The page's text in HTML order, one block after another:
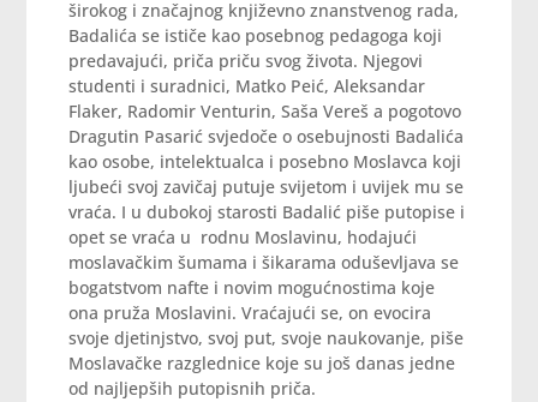
širokog i značajnog književno znanstvenog rada,
Badalića se ističe kao posebnog pedagoga koji
predavajući, priča priču svog života. Njegovi
studenti i suradnici, Matko Peić, Aleksandar
Flaker, Radomir Venturin, Saša Vereš a pogotovo
Dragutin Pasarić svjedoče o osebujnosti Badalića
kao osobe, intelektualca i posebno Moslavca koji
ljubeći svoj zavičaj putuje svijetom i uvijek mu se
vraća. I u dubokoj starosti Badalić piše putopise i
opet se vraća u rodnu Moslavinu, hodajući
moslavačkim šumama i šikarama oduševljava se
bogatstvom nafte i novim mogućnostima koje
ona pruža Moslavini. Vraćajući se, on evocira
svoje djetinjstvo, svoj put, svoje naukovanje, piše
Moslavačke razglednice koje su još danas jedne
od najljepših putopisnih priča.